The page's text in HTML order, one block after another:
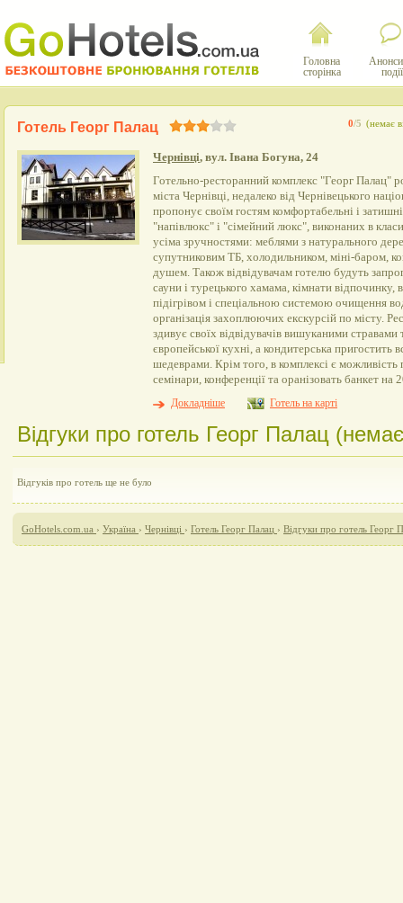
Головна
сторінка
події
0/5 (немає
Готель Георг Палац
Чернівці, вул. Івана Богуна, 24
Готельно-ресторанний комплекс "Георг Палац"
міста Чернівці, недалеко від Чернівецького
пропонує своїм гостям комфортабельні і
"напівлюкс" і "сімейний люкс", виконаних в
усіма зручностями: меблями з натурального
супутниковим ТБ, холодильником, міні-баром,
душем. Також відвідувачам готелю будуть
сауни і турецького хамама, кімнати відпочинку,
підігрівом і спеціальною системою очищення
організація захоплюючих екскурсій по місту.
здивує своїх відвідувачів вишуканими стравами
європейської кухні, а кондитерська
шедеврами. Крім того, в комплексі є можливість
семінари, конференції та оранізовать банкет на
Докладніше
Готель на карті
Відгуки про готель Георг Палац (немає
Відгуків про готель ще не було
GoHotels.com.ua › Україна › Чернівці › Готель Георг Палац › Відгуки про готель Георг